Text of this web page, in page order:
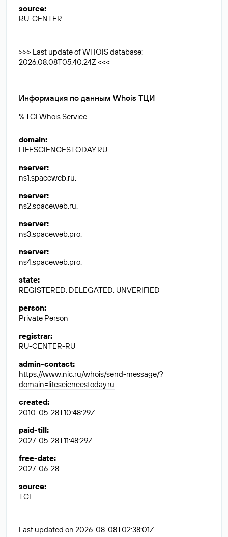
source:
RU-CENTER
>>> Last update of WHOIS database:
2026.08.08T05:40:24Z <<<
Информация по данным Whois ТЦИ
% TCI Whois Service
domain:
LIFESCIENCESTODAY.RU
nserver:
ns1.spaceweb.ru.
nserver:
ns2.spaceweb.ru.
nserver:
ns3.spaceweb.pro.
nserver:
ns4.spaceweb.pro.
state:
REGISTERED, DELEGATED, UNVERIFIED
person:
Private Person
registrar:
RU-CENTER-RU
admin-contact:
https://www.nic.ru/whois/send-message/?
domain=lifesciencestoday.ru
created:
2010-05-28T10:48:29Z
paid-till:
2027-05-28T11:48:29Z
free-date:
2027-06-28
source:
TCI
Last updated on 2026-08-08T02:38:01Z